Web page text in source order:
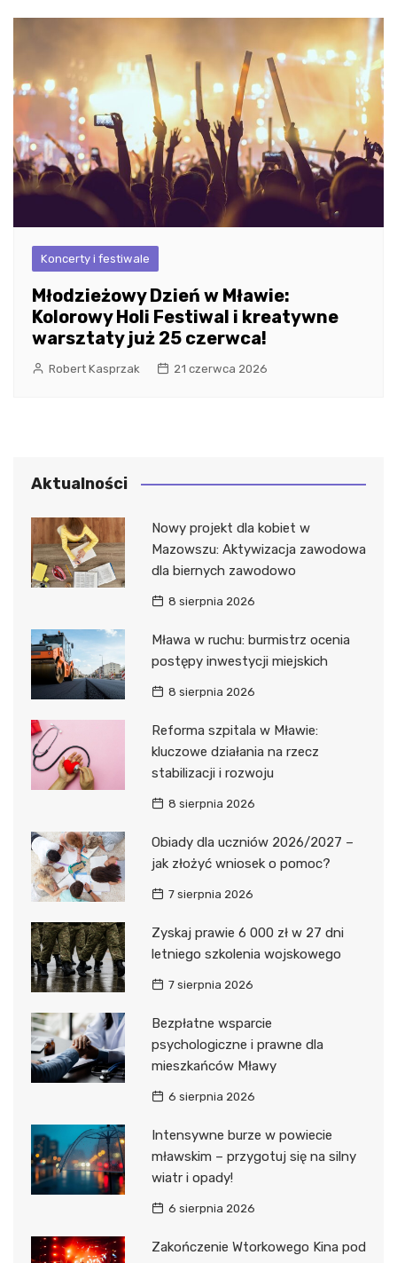
Koncerty i festiwale
Młodzieżowy Dzień w Mławie:
Kolorowy Holi Festiwal i kreatywne
warsztaty już 25 czerwca!
Robert Kasprzak 21 czerwca 2026
Aktualności
Nowy projekt dla kobiet w
Mazowszu: Aktywizacja zawodowa
dla biernych zawodowo
8 sierpnia 2026
Mława w ruchu: burmistrz ocenia
postępy inwestycji miejskich
8 sierpnia 2026
Reforma szpitala w Mławie:
kluczowe działania na rzecz
stabilizacji i rozwoju
8 sierpnia 2026
Obiady dla uczniów 2026/2027 –
jak złożyć wniosek o pomoc?
7 sierpnia 2026
Zyskaj prawie 6 000 zł w 27 dni
letniego szkolenia wojskowego
7 sierpnia 2026
Bezpłatne wsparcie
psychologiczne i prawne dla
mieszkańców Mławy
6 sierpnia 2026
Intensywne burze w powiecie
mławskim – przygotuj się na silny
wiatr i opady!
6 sierpnia 2026
Zakończenie Wtorkowego Kina pod